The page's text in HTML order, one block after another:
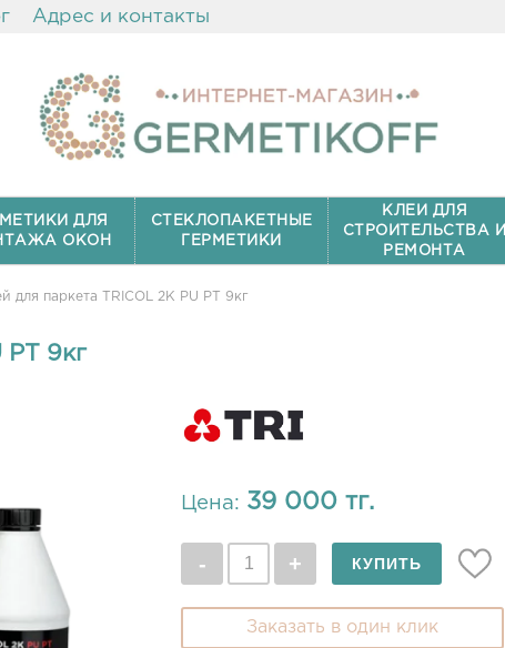
Адрес и контакты
ДЛЯ
ОКОН
СТЕКЛОПАКЕТНЫЕ
ГЕРМЕТИКИ
КЛЕИ ДЛЯ
СТРОИТЕЛЬСТВА И
РЕМОНТА
для паркета TRICOL 2K PU PT 9кг
PT 9кг
Цена: 39 000 тг.
Заказать в один клик